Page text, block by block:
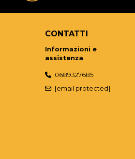
CONTATTI
Informazioni e
assistenza
0689327685
[email protected]